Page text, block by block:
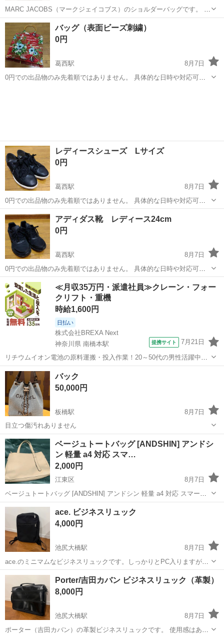
MARC JACOBS（マークジェイコブス）のショルダーバッグです。 カ
ラーはブラウン・ベージュ系で、ゴールドの金具と太めのデザインス
トラップが付いています。 【商品情報】 ・型番：M0012007 064 ・シ
ョルダー...
東京 新宿区 若松河田駅 バッグ
バッグ（表面ビーズ刺繍）
0円
葛西駅
8月7日
0円での出品物のみ先着順ではありません。 具体的な日時や対応可能
レディースシューズ Lサイズ
0円
葛西駅
8月7日
0円での出品物のみ先着順ではありません。 具体的な日時や対応可能
時間を複数日時お知らせ下さい。後日、お返事致します。 ジェリービ
ーンズ（JELLY BEANS）のスニーカー Lサイズ 素材➡おそらく合皮
サイドが編み込みに...
東京 江戸川区 葛西駅
アディダス靴 レディース24cm
0円
葛西駅
8月7日
0円での出品物のみ先着順ではありません。 具体的な日時や対応可能
時間を複数日時お知らせ下さい。後日、お返事致します。 アディダス
スニーカー（公式サイトで購入） レディース 24cm 靴底が少しすり
減っていて、ウォーキングで...
東京 江戸川区 葛西駅 靴
≪月収35万円・派遣社員≫クレーン・フォー
クリフト・重機
時給1,600円
日払い
株式会社BREXA Next
神奈川県 南橋本駅
提携サイト 7月21日
リチウムイオン電池の原料運搬・投入作業！20～50代の男性活躍中★
ワンルーム寮完備！赴任旅費会社負担！年間休日130日★フォークリフ
ト免許お持ちの方、活躍中！就業先食堂利用可★《神奈川県相模原
市》 人気の工場のお仕事 ◇電...
神奈川 相模原市 南橋本駅
バック
50,000円
板橋駅
8月7日
目立つ傷汚れありません
東京 板橋区 バッグ
ベージュトートバッグ [ANDSHIN] アンドシ
ン 軽量 a4 対応 スマ…
2,000円
江東区
8月7日
ベージュトートバッグ [ANDSHIN] アンドシン 軽量 a4 対応 スマート
A0009 ほぼ新品 江東区東砂の自宅アパートの駐車場で手渡しとなりま
す サイズ：横幅39cm/高さ27cm/マチ1...
東京 江東区 バッグ
ace. ビジネスリュック
4,000円
池尻大橋駅
8月7日
ace.のミニマムなビジネスリュックです。しっかりとPC入りますが、
薄くて場所をとりません。 背あたり部分にやや使用感はありますが、
ほとんど使っておらず中もきれいです。 ドタキャンしない方、中古品
のためサイズや状態などが目...
東京 世田谷区 池尻大橋駅 バッグ リュック
Porter/吉田カバン ビジネスリュック（革製）
8,000円
池尻大橋駅
8月7日
ポーター（吉田カバン）の革製ビジネスリュックです。 使用感はあり